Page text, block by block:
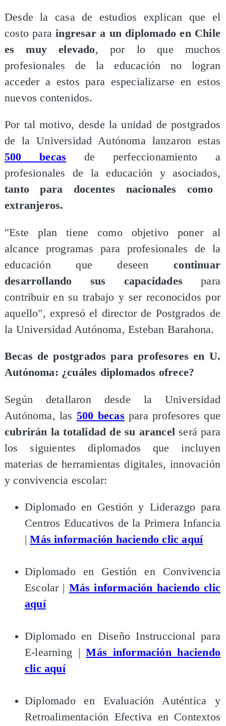
Desde la casa de estudios explican que el
costo paraingresar a un diplomado en Chile
es muy elevado, por lo que muchos
profesionales de la educación no logran
acceder a estos para especializarse en estos
nuevos contenidos.
Por tal motivo, desde la unidad de postgrados
de la Universidad Autónoma lanzaron estas
500 becas de perfeccionamiento a
profesionales de la educación y asociados,
tanto para docentes nacionales como
extranjeros.
"Este plan tiene como objetivo poner al
alcance programas para profesionales de la
educación que deseencontinuar
desarrollando sus capacidades para
contribuir en su trabajo y ser reconocidos por
aquello", expresó el director de Postgrados de
la Universidad Autónoma, Esteban Barahona.
Becas de postgrados para profesores en U.
Autónoma: ¿cuáles diplomados ofrece?
Según detallaron desde la Universidad
Autónoma, las 500 becas para profesores que
cubrirán la totalidad de su arancel será para
los siguientes diplomados que incluyen
materias de herramientas digitales, innovación
y convivencia escolar:​
Diplomado en Gestión y Liderazgo para
Centros Educativos de la Primera Infancia
|Más información haciendo clic aquí
Diplomado en Gestión en Convivencia
Escolar | Más información haciendo clic
aquí
Diplomado en Diseño Instruccional para
E-learning |Más información haciendo
clic aquí
Diplomado en Evaluación Auténtica y
Retroalimentación Efectiva en Contextos